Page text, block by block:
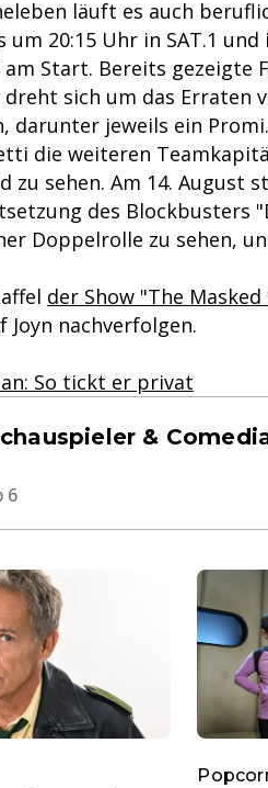
läuft es auch
20:15 Uhr in SAT.1
Start. Bereits gezeigte
sich um das Erraten
darunter jeweils ein
die weiteren
zu sehen. Am 14. August
des Blockbusters
Doppelrolle zu sehen,
der Show "The Masked
nachverfolgen.
So tickt er privat
&
6